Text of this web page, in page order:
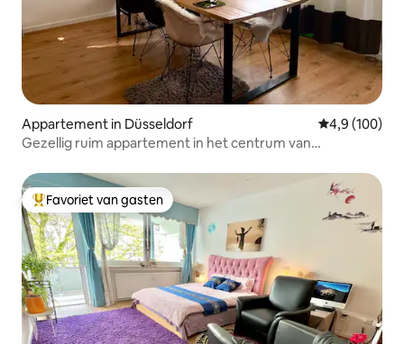
Appartement in Düsseldorf Gemiddelde
4,9 (100)
Gezellig ruim appartement in het centrum van
Topfavoriet van gasten
Favoriet van gasten